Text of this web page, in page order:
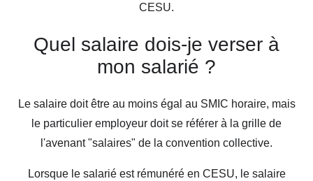
CESU.
Quel salaire dois-je verser à
mon salarié ?
Le salaire doit être au moins égal au SMIC horaire, mais
le particulier employeur doit se référer à la grille de
l'avenant "salaires" de la convention collective.
Lorsque le salarié est rémunéré en CESU, le salaire